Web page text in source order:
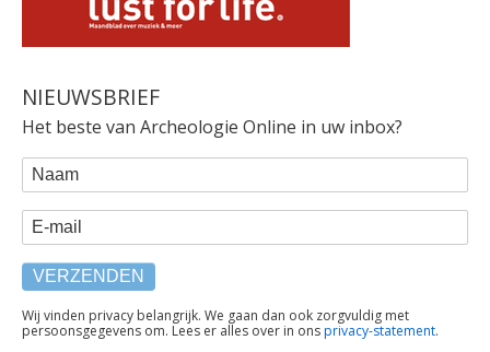
NIEUWSBRIEF
Het beste van Archeologie Online in uw inbox?
WEBFORM
Naam
E-mail
TEKST
ONDER
Wij vinden privacy belangrijk. We gaan dan ook zorgvuldig met
persoonsgegevens om. Lees er alles over in onsprivacy-statement.